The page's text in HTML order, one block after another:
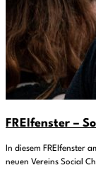
FREIfenster –
In diesem FREIfenster
neuen Vereins Social